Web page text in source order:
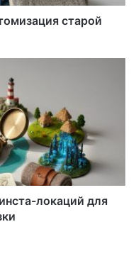
старой
локаций для